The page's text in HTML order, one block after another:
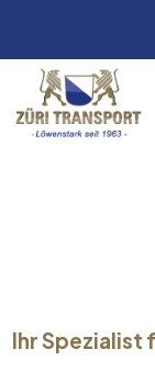
Ihr Spezialist